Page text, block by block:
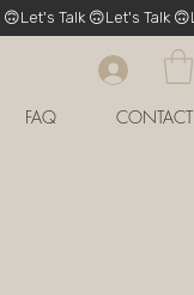
FAQ CONTACT